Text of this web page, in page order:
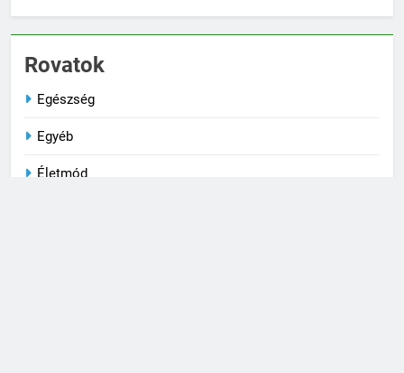
Rovatok
Egészség
Egyéb
Életmód